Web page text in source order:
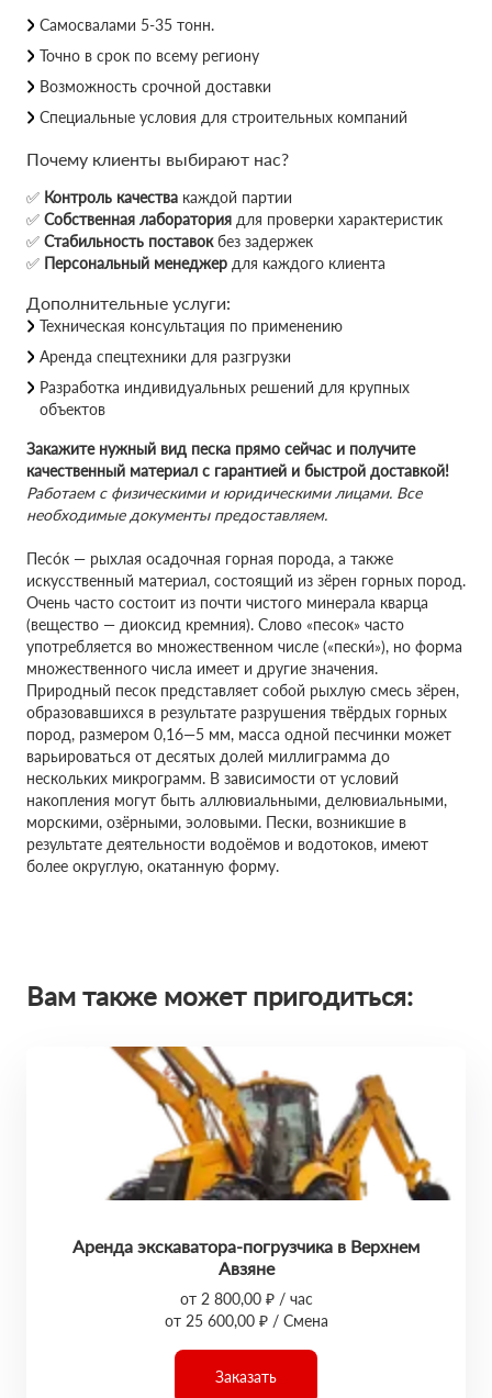
Самосвалами 5-35 тонн.
Точно в срок по всему региону
Возможность срочной доставки
Специальные условия для строительных компаний
Почему клиенты выбирают нас?
✅ Контроль качества каждой партии
✅ Собственная лаборатория для проверки характеристик
✅ Стабильность поставокбез задержек
✅ Персональный менеджер для каждого клиента
Дополнительные услуги:
Техническая консультация по применению
Аренда спецтехники для разгрузки
Разработка индивидуальных решений для крупных
объектов
Закажите нужный вид песка прямо сейчас и получите
качественный материал с гарантией и быстрой доставкой!
Работаем с физическими и юридическими лицами. Все
необходимые документы предоставляем.
Песо́к — рыхлая осадочная горная порода, а также
искусственный материал, состоящий из зёрен горных пород.
Очень часто состоит из почти чистого минерала кварца
(вещество — диоксид кремния). Слово «песок» часто
употребляется во множественном числе («пески́»), но форма
множественного числа имеет и другие значения.
Природный песок представляет собой рыхлую смесь зёрен,
образовавшихся в результате разрушения твёрдых горных
пород, размером 0,16—5 мм, масса одной песчинки может
варьироваться от десятых долей миллиграмма до
нескольких микрограмм. В зависимости от условий
накопления могут быть аллювиальными, делювиальными,
морскими, озёрными, эоловыми. Пески, возникшие в
результате деятельности водоёмов и водотоков, имеют
более округлую, окатанную форму.
Вам также может пригодиться:
Аренда экскаватора-погрузчика в Верхнем
Авзяне
от 2 800,00 ₽ / час
от 25 600,00 ₽ / Смена
Заказать